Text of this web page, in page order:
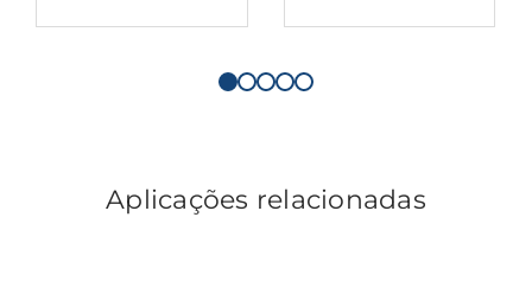
Aplicações relacionadas